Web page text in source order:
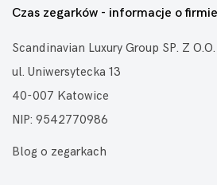
Czas zegarków - informacje o firmie
Scandinavian Luxury Group SP. Z O.O.
ul. Uniwersytecka 13
40-007 Katowice
NIP: 9542770986
Blog o zegarkach